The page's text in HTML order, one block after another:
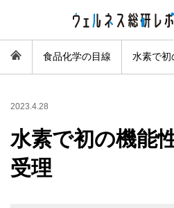
食品化学の目線 水素で初
2023.4.28
水素で初の機能
受理